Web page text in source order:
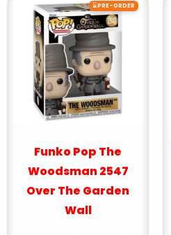
⌛PRE-ORDER
Funko Pop The
Woodsman 2547
Over The Garden
Wall